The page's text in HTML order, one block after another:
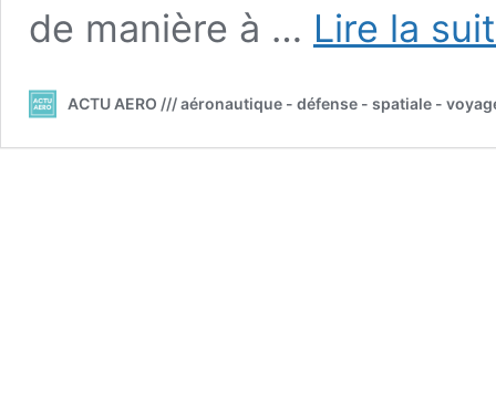
de manière à … Lire la
ACTU AERO /// aéronautique - défense - spatiale -